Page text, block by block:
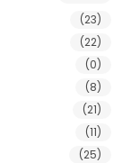
(23)
(22)
(0)
(8)
(21)
(11)
(25)